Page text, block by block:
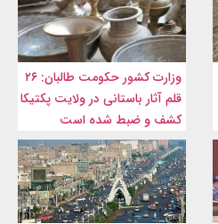
وزارت کشور حکومت طالبان: ۲۶
قلم آثار باستانی در ولایت پکتیکا
کشف و ضبط شده است